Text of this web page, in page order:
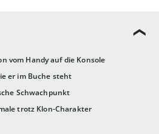
vom Handy auf die Konsole
er im Buche steht
Schwachpunkt
trotz Klon-Charakter